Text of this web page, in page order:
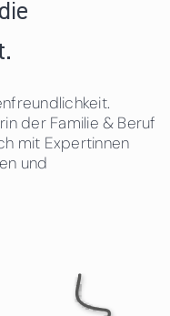
der Familie & Beruf
mit Expertinnen
und